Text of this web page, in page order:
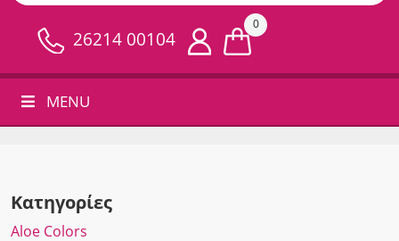
26214 00104
0
MENU
Κατηγορίες
Αloe Colors